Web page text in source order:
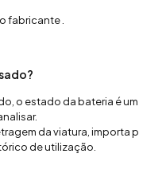
fabricante
?
, o estado dabateria é um
.
daviatura importap
deutilização